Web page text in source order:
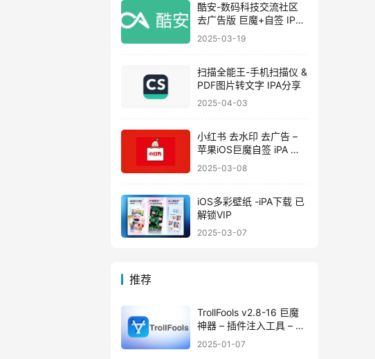
酷安-数码科技交流社区
去广告版 巨魔+自签 IPA
文件下载安装
2025-03-19
扫描全能王-手机扫描仪 &
PDF图片转文字 IPA分享
2025-04-03
小红书 去水印 去广告 –
苹果iOS巨魔自签 iPA 文
件下载安装
2025-03-08
iOS多彩壁纸 -iPA下载 已
解锁VIP
2025-03-07
推荐
TrollFools v2.8-16 巨魔
神器 – 插件注入工具 – 下
载安装指南 – 附插件推荐
2025-01-07